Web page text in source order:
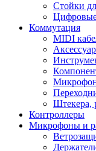
Стойки
Коммутация
MIDI
Штекера,
Контроллеры
Микрофоны и